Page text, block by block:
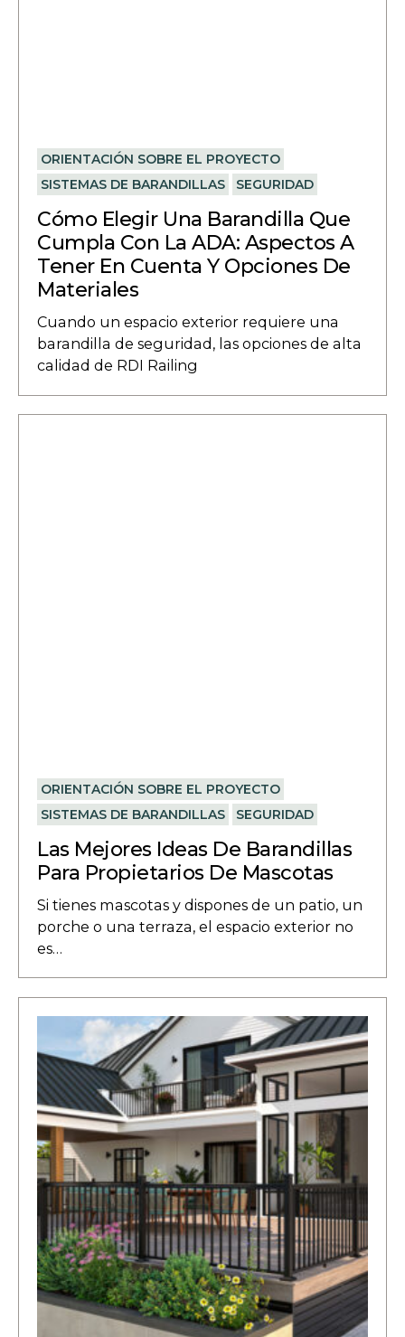
ORIENTACIÓN SOBRE EL PROYECTO
SISTEMAS DE BARANDILLAS
SEGURIDAD
Cómo Elegir Una Barandilla Que
Cumpla Con La ADA: Aspectos A
Tener En Cuenta Y Opciones De
Materiales
Cuando un espacio exterior requiere una
barandilla de seguridad, las opciones de alta
calidad de RDI Railing
ORIENTACIÓN SOBRE EL PROYECTO
SISTEMAS DE BARANDILLAS
SEGURIDAD
Las Mejores Ideas De Barandillas
Para Propietarios De Mascotas
Si tienes mascotas y dispones de un patio, un
porche o una terraza, el espacio exterior no
es…